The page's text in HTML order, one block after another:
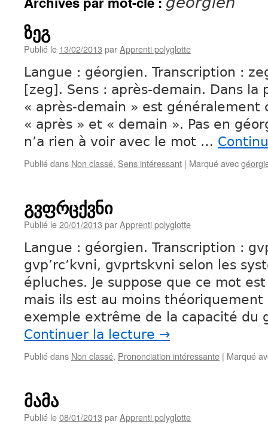
ზეგ
Publié le 13/02/2013 parApprenti polyglotte
Langue : géorgien. Transcription :
[zeɡ]. Sens : après-demain. Dans la
« après-demain » est généralement
« après » et « demain ». Pas en
n’a rien à voir avec le mot …
Publié dans Non classé, Sens intéressant | Marqué avec
გვფრცქვნი
Publié le20/01/2013 parApprenti polyglotte
Langue : géorgien. Transcription :
gvp’rc’kvni, gvprtskvni selon les
épluches. Je suppose que ce mot
mais ils est au moins théoriquement
exemple extrême de la capacité du
Continuer la lecture →
Publié dans Non classé, Prononciation intéressante | Marqué
მამა
Publié le08/01/2013 parApprenti polyglotte